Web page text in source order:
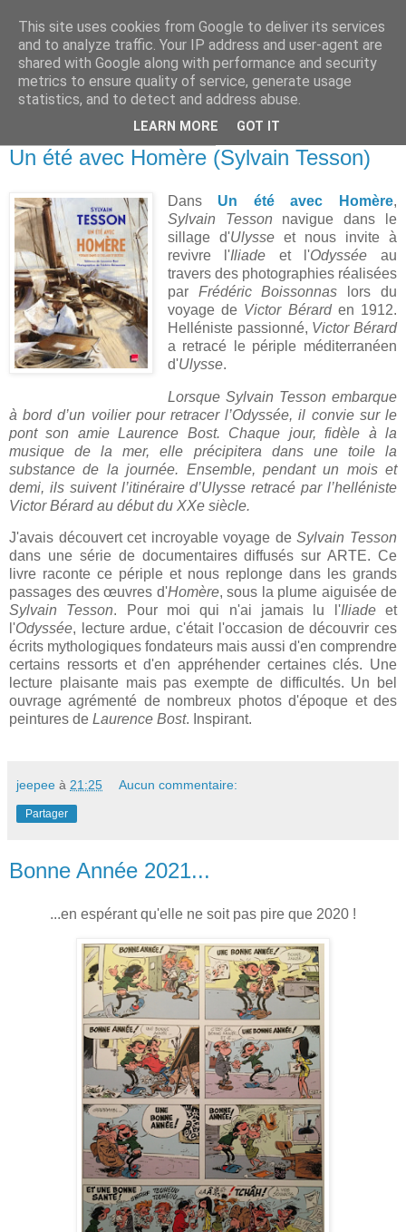
Un été avec Homère (Sylvain Tesson)
Dans Un été avec Homère,
Sylvain Tesson navigue dans le
sillage d'Ulysseet nous invite à
revivre l'Iliade et l'Odyssée au
travers des photographies réalisées
par Frédéric Boissonnas lors du
voyage de Victor Bérarden 1912.
Helléniste passionné, Victor Bérard
a retracé le périple méditerranéen
d'Ulysse.
Lorsque Sylvain Tesson embarque
à bord d’un voilier pour retracer l’Odyssée, il convie sur le
pont son amie Laurence Bost. Chaque jour, fidèle à la
musique de la mer, elle précipitera dans une toile la
substance de la journée. Ensemble, pendant un mois et
demi, ils suivent l’itinéraire d’Ulysse retracé par l’helléniste
Victor Bérard au début du XXe siècle.
J'avais découvert cet incroyable voyage deSylvain Tesson
dans une série de documentaires diffusés sur ARTE. Ce
livre raconte ce périple et nous replonge dans les grands
passages des œuvres d'Homère, sous la plume aiguisée de
Sylvain Tesson. Pour moi qui n'ai jamais lu l'Iliadeet
l'Odyssée, lecture ardue, c'était l'occasion de découvrir ces
écrits mythologiques fondateurs mais aussi d'en comprendre
certains ressorts et d'en appréhender certaines clés. Une
lecture plaisante mais pas exempte de difficultés. Un bel
ouvrage agrémenté de nombreux photos d'époque et des
peintures de Laurence Bost. Inspirant.
jeepee à 21:25 Aucun commentaire:
Partager
Bonne Année 2021...
...en espérant qu'elle ne soit pas pire que 2020 !
This site uses cookies from Google to deliver its services
and to analyze traffic. Your IP address and user-agent are
shared with Google along with performance and security
metrics to ensure quality of service, generate usage
statistics, and to detect and address abuse.
LEARN MORE GOT IT